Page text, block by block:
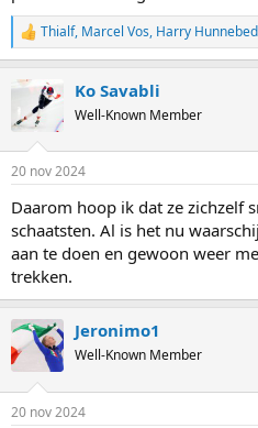
R
e
c
t
i
s
Thialf, Marcel Vos, Harry Hunnebed
Ko Savabli
Well-Known Member
20 nov 2024
Daarom hoop ik dat ze zichzelf
schaatsten. Al is het nu
aan te doen en gewoon weer
trekken.
Jeronimo1
Well-Known Member
20 nov 2024